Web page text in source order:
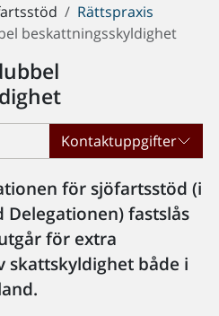
Rättspraxis
beskattningsskyldighet
Kontaktuppgifter
för sjöfartsstöd (i
fastslås
för extra
skattskyldighet både i